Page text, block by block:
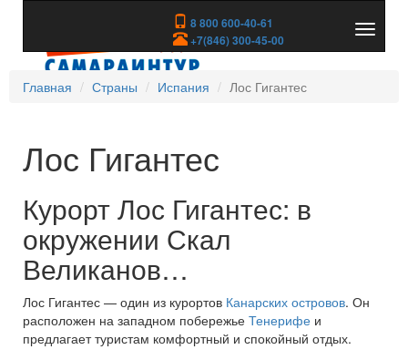
8 800 600-40-61
+7(846) 300-45-00
скрыть
Главная
Страны Испания Лос Гигантес
Лос Гигантес
Курорт Лос Гигантес: в
окружении Скал
Великанов…
Лос Гигантес — один из курортов Канарских островов. Он
расположен на западном побережье Тенерифе и
предлагает туристам комфортный и спокойный отдых.